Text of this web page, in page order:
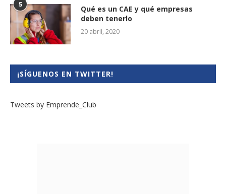
5
Qué es un CAE y qué empresas
deben tenerlo
20 abril, 2020
¡SÍGUENOS EN TWITTER!
Tweets by Emprende_Club